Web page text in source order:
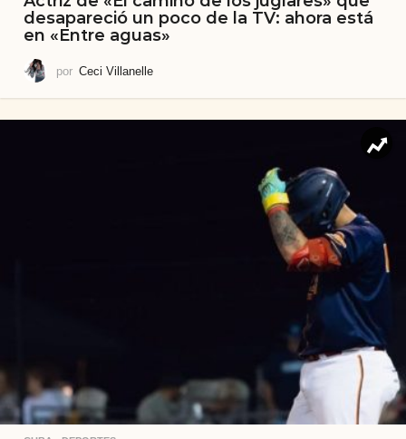
desapareció un poco de la TV: ahora está
en «Entre aguas»
por Ceci Villanelle